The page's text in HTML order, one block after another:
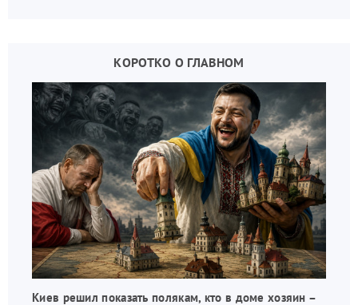
КОРОТКО О ГЛАВНОМ
Киев решил показать полякам, кто в доме хозяин –